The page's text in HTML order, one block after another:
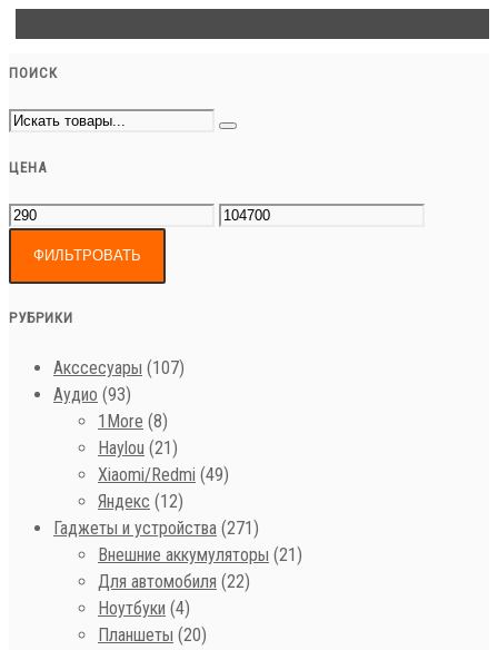
ПОИСК
ЦЕНА
ФИЛЬТРОВАТЬ
РУБРИКИ
Акссесуары (107)
Аудио (93)
1More (8)
Haylou (21)
Xiaomi/Redmi (49)
Яндекс (12)
Гаджеты и устройства (271)
Внешние аккумуляторы (21)
Для автомобиля (22)
Ноутбуки (4)
Планшеты (20)